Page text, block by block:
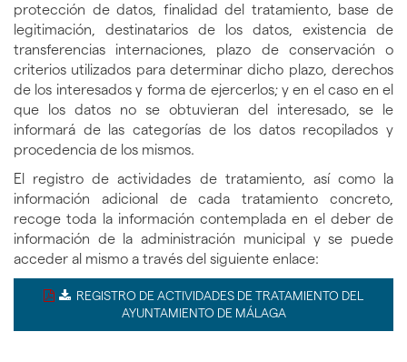
protección de datos, finalidad del tratamiento, base de
legitimación, destinatarios de los datos, existencia de
transferencias internaciones, plazo de conservación o
criterios utilizados para determinar dicho plazo, derechos
de los interesados y forma de ejercerlos; y en el caso en el
que los datos no se obtuvieran del interesado, se le
informará de las categorías de los datos recopilados y
procedencia de los mismos.
El registro de actividades de tratamiento, así como la
información adicional de cada tratamiento concreto,
recoge toda la información contemplada en el deber de
información de la administración municipal y se puede
acceder al mismo a través del siguiente enlace:
ICONO
DESCARGA
REGISTRO DE ACTIVIDADES DE TRATAMIENTO DEL
AYUNTAMIENTO DE MÁLAGA